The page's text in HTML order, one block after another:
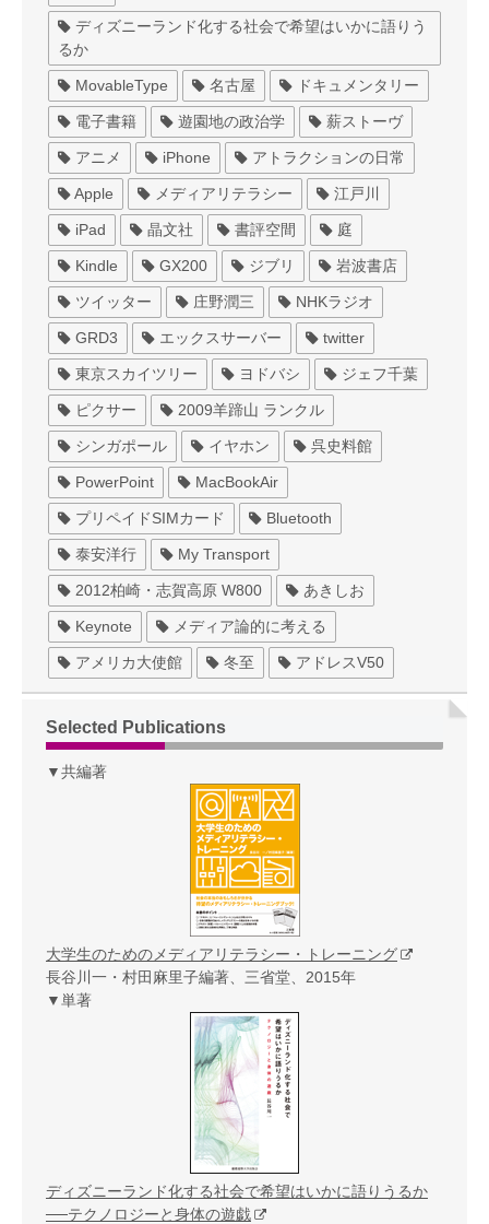
ディズニーランド化する社会で希望はいかに語りう
るか
MovableType 名古屋 ドキュメンタリー
電子書籍 遊園地の政治学 薪ストーヴ
アニメ iPhone アトラクションの日常
Apple メディアリテラシー 江戸川
iPad 晶文社 書評空間 庭
Kindle GX200 ジブリ 岩波書店
ツイッター 庄野潤三 NHKラジオ
GRD3 エックスサーバー twitter
東京スカイツリー ヨドバシ ジェフ千葉
ピクサー 2009羊蹄山 ランクル
シンガポール イヤホン 呉史料館
PowerPoint MacBookAir
プリペイドSIMカード Bluetooth
泰安洋行 My Transport
2012柏崎・志賀高原 W800 あきしお
Keynote メディア論的に考える
アメリカ大使館 冬至 アドレスV50
Selected Publications
▼共編著
大学生のためのメディアリテラシー・トレーニング
長谷川一・村田麻里子編著、三省堂、2015年
▼単著
ディズニーランド化する社会で希望はいかに語りうるか
──テクノロジーと身体の遊戯